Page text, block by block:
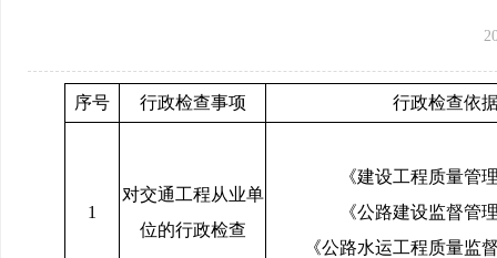
序号 行政检查事项 行政检查依
1
对交通工程从业单
位的行政检查
《建设工程质量管
《公路建设监督管
《公路水运工程质量监